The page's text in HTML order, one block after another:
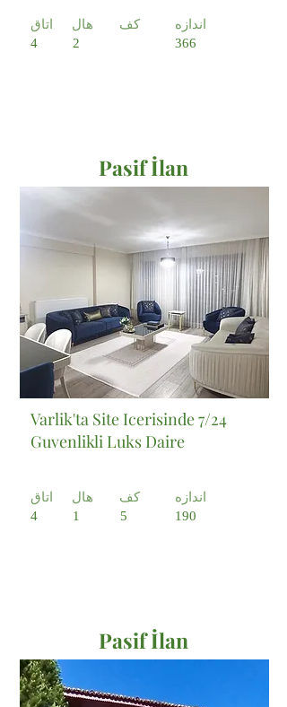
اتاق
4
هال
2
کف
اندازه
366
Pasif İlan
Varlik'ta Site Icerisinde 7/24
Guvenlikli Luks Daire
اتاق
4
هال
1
کف
5
اندازه
190
Pasif İlan